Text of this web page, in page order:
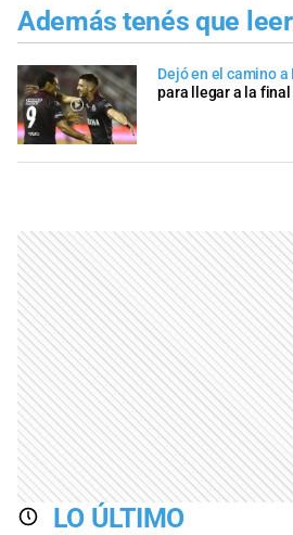
Además tenés que
Dejó en el camino a
para llegar a la
LO ÚLTIMO